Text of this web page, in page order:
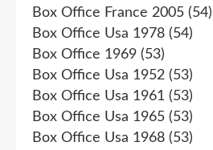
Box Office France 2005 (54)
Box Office Usa 1978 (54)
Box Office 1969 (53)
Box Office Usa 1952 (53)
Box Office Usa 1961 (53)
Box Office Usa 1965 (53)
Box Office Usa 1968 (53)